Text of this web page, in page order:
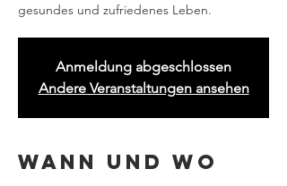
gesundes und zufriedenes Leben.
Anmeldung abgeschlossen
Andere Veranstaltungen ansehen
Wann und Wo